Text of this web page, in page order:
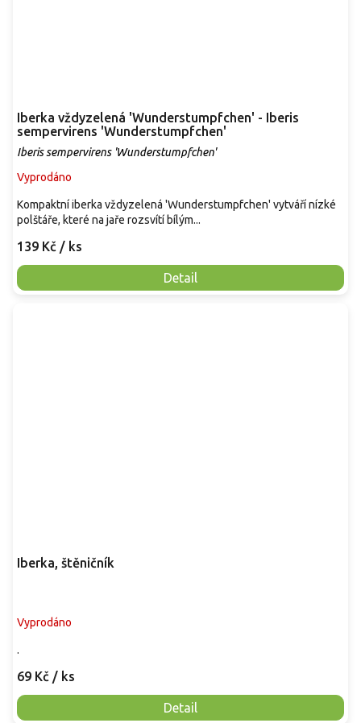
Iberka vždyzelená 'Wunderstumpfchen' - Iberis
sempervirens 'Wunderstumpfchen'
Iberis sempervirens 'Wunderstumpfchen'
Vyprodáno
139 Kč / ks
Detail
Kompaktní iberka vždyzelená 'Wunderstumpfchen' vytváří nízké
polštáře, které na jaře rozsvítí bílým...
Iberka, štěničník
Vyprodáno
69 Kč / ks
Detail
.